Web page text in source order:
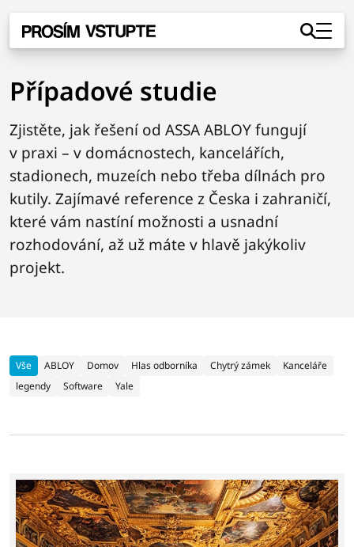
Případové studie
Zjistěte, jak řešení od ASSA ABLOY fungují
v praxi – v domácnostech, kancelářích,
stadionech, muzeích nebo třeba dílnách pro
kutily. Zajímavé reference z Česka i zahraničí,
které vám nastíní možnosti a usnadní
rozhodování, až už máte v hlavě jakýkoliv
projekt.
Vše ABLOY Domov Hlas odborníka Chytrý zámek
Kanceláře
legendy
Software Yale